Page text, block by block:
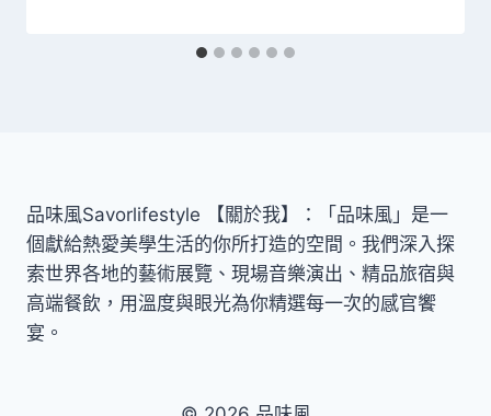
品味風Savorlifestyle 【關於我】：「品味風」是一
個獻給熱愛美學生活的你所打造的空間。我們深入探
索世界各地的藝術展覽、現場音樂演出、精品旅宿與
高端餐飲，用溫度與眼光為你精選每一次的感官饗
宴。